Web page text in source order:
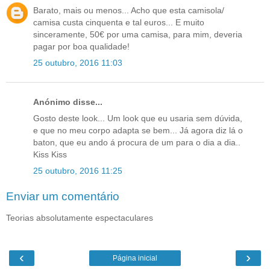
Barato, mais ou menos... Acho que esta camisola/
camisa custa cinquenta e tal euros... E muito
sinceramente, 50€ por uma camisa, para mim, deveria
pagar por boa qualidade!
25 outubro, 2016 11:03
Anónimo disse...
Gosto deste look... Um look que eu usaria sem dúvida,
e que no meu corpo adapta se bem... Já agora diz lá o
baton, que eu ando á procura de um para o dia a dia..
Kiss Kiss
25 outubro, 2016 11:25
Enviar um comentário
Teorias absolutamente espectaculares
‹ ›
Página inicial